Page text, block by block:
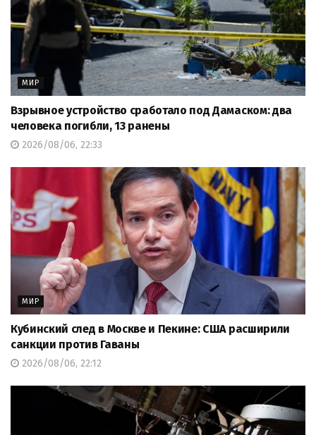
МИР
Взрывное устройство сработало под Дамаском: два
человека погибли, 13 ранены
2026/08/06, 22:33
МИР
Кубинский след в Москве и Пекине: США расширили
санкции против Гаваны
2026/08/06, 22:12